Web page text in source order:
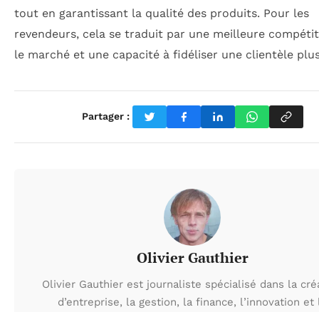
tout en garantissant la qualité des produits. Pour les
revendeurs, cela se traduit par une meilleure
le marché et une capacité à fidéliser une clientèle
Partager :
Olivier Gauthier
Olivier Gauthier est journaliste spécialisé dans la
d’entreprise, la gestion, la finance, l’innovation et